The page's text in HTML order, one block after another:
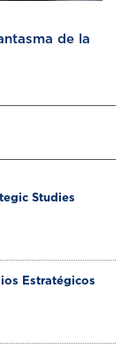
de la
Studies
Estratégicos